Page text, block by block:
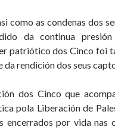
como as condenas dos
da continua
patriótico dos Cinco foi
rendición dos seus
dos Cinco que
pola Liberación de
encerrados por vida